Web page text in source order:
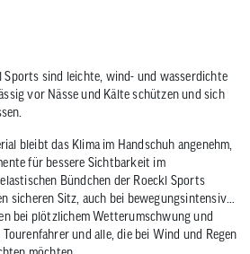
Sports sind leichte, wind- und wasserdichte
vor Nässe und Kälte schützen und sich
bleibt das Klima im Handschuh angenehm,
für bessere Sichtbarkeit im
Bündchen der Roeckl Sports
sicheren Sitz, auch bei bewegungsintensiven
bei plötzlichem Wetterumschwung und
und alle, die bei Wind und Regen